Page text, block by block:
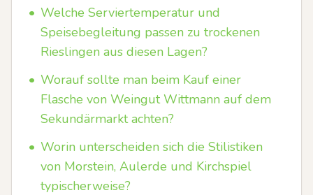
• Welche Serviertemperatur und
Speisebegleitung passen zu trockenen
Rieslingen aus diesen Lagen?
• Worauf sollte man beim Kauf einer
Flasche von Weingut Wittmann auf dem
Sekundärmarkt achten?
• Worin unterscheiden sich die Stilistiken
von Morstein, Aulerde und Kirchspiel
typischerweise?